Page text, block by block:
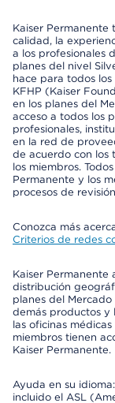
Kaiser Permanente
calidad, la
a los profesionales
planes del nivel
hace para todos
KFHP (Kaiser
en los planes del
acceso a todos los
profesionales,
en la red de
de acuerdo con los
los miembros.
Permanente y los
procesos de
Conozca más
Criterios de redes
Kaiser Permanente
distribución
planes del
demás productos y
las oficinas
miembros tienen
Kaiser Permanente.
Ayuda en su
incluido el ASL